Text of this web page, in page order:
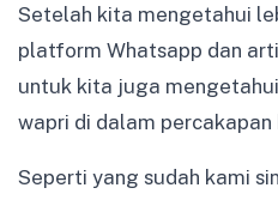
Setelah kita mengetahui
platform Whatsapp dan
untuk kita juga
wapri di dalam percakapan
Seperti yang sudah kami